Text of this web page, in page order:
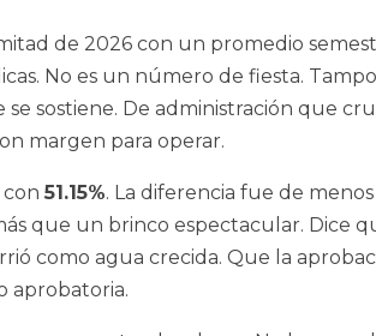
de 2026 con un promedio
No es un número de fiesta.
se sostiene. De administración que
margen para operar.
con 51.15%. La diferencia fue de
que un brinco espectacular. Dice
como agua crecida. Que la
aprobatoria.